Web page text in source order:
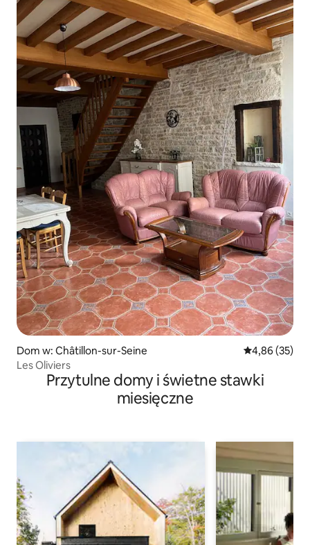
Dom w: Châtillon-sur-Seine Średnia
4,86 (35)
Les Oliviers
Przytulne domy i świetne stawki
miesięczne